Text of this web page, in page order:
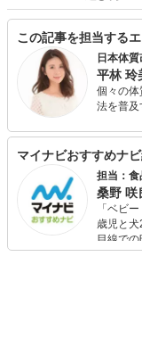
この記事を担当する
日本体
平林 玲
個々の体
法を普及
サロンと
また、各
日から
を発信している。 フードア
使「第4
マイナビおすすめナ
担当：食
桑野 咲
「ベビ
歳児と
目線で
食品選び